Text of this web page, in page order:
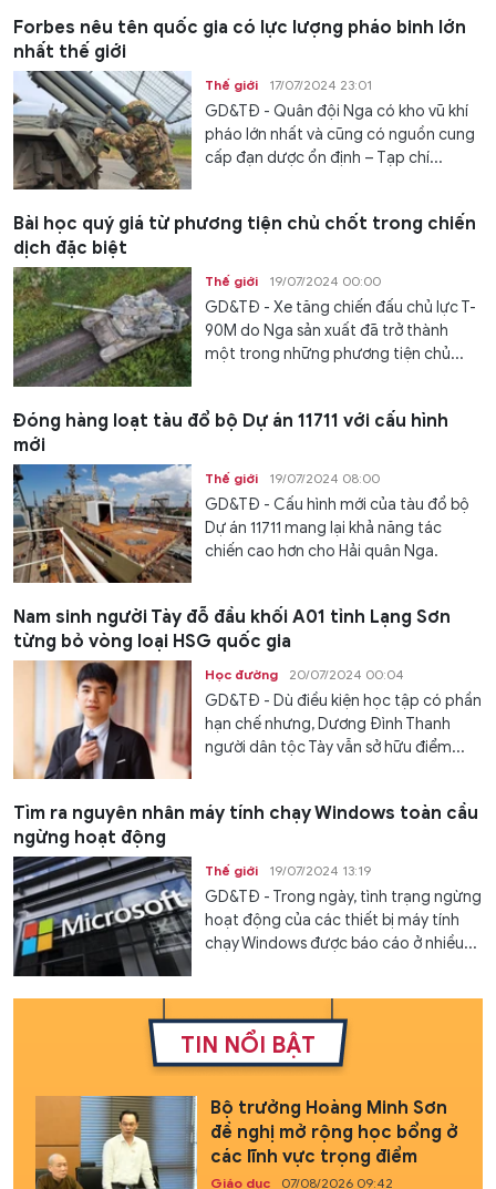
Forbes nêu tên quốc gia có lực lượng pháo binh lớn
nhất thế giới
Thế giới 17/07/2024 23:01
GD&TĐ - Quân đội Nga có kho vũ khí
pháo lớn nhất và cũng có nguồn cung
cấp đạn dược ổn định – Tạp chí...
Bài học quý giá từ phương tiện chủ chốt trong chiến
dịch đặc biệt
Thế giới 19/07/2024 00:00
GD&TĐ - Xe tăng chiến đấu chủ lực T-
90M do Nga sản xuất đã trở thành
một trong những phương tiện chủ...
Đóng hàng loạt tàu đổ bộ Dự án 11711 với cấu hình
mới
Thế giới 19/07/2024 08:00
GD&TĐ - Cấu hình mới của tàu đổ bộ
Dự án 11711 mang lại khả năng tác
chiến cao hơn cho Hải quân Nga.
Nam sinh người Tày đỗ đầu khối A01 tỉnh Lạng Sơn
từng bỏ vòng loại HSG quốc gia
Học đường 20/07/2024 00:04
GD&TĐ - Dù điều kiện học tập có phần
hạn chế nhưng, Dương Đình Thanh
người dân tộc Tày vẫn sở hữu điểm...
Tìm ra nguyên nhân máy tính chạy Windows toàn cầu
ngừng hoạt động
Thế giới 19/07/2024 13:19
GD&TĐ - Trong ngày, tình trạng ngừng
hoạt động của các thiết bị máy tính
chạy Windows được báo cáo ở nhiều...
TIN NỔI BẬT
Bộ trưởng Hoàng Minh Sơn
đề nghị mở rộng học bổng ở
các lĩnh vực trọng điểm
Giáo dục 07/08/2026 09:42